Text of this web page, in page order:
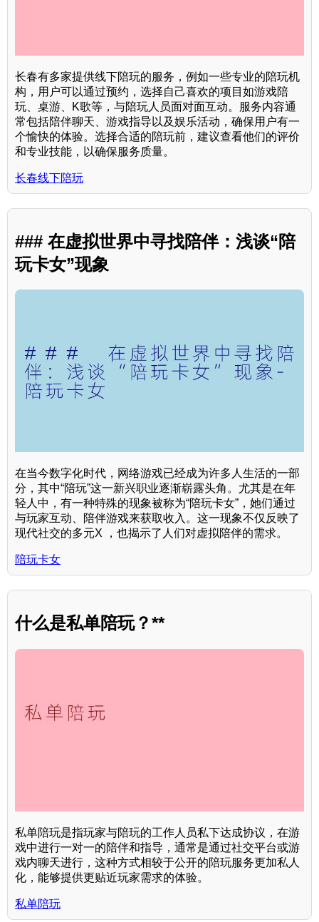
长春有多家提供线下陪玩的服务，例如一些专业的陪玩机
构，用户可以通过预约，选择自己喜欢的项目如游戏陪
玩、桌游、K歌等，与陪玩人员面对面互动。服务内容通
常包括陪伴聊天、游戏指导以及娱乐活动，确保用户有一
个愉快的体验。选择合适的陪玩前，建议查看他们的评价
和专业技能，以确保服务质量。
长春线下陪玩
### 在虚拟世界中寻找陪伴：浅谈“陪
玩卡女”现象
在当今数字化时代，网络游戏已经成为许多人生活的一部
分，其中“陪玩”这一新兴职业逐渐崭露头角。尤其是在年
轻人中，有一种特殊的现象被称为“陪玩卡女”，她们通过
与玩家互动、陪伴游戏来获取收入。这一现象不仅反映了
现代社交的多元X ，也揭示了人们对虚拟陪伴的需求。
陪玩卡女
什么是私单陪玩？**
私单陪玩是指玩家与陪玩的工作人员私下达成协议，在游
戏中进行一对一的陪伴和指导，通常是通过社交平台或游
戏内聊天进行，这种方式相较于公开的陪玩服务更加私人
化，能够提供更贴近玩家需求的体验。
私单陪玩